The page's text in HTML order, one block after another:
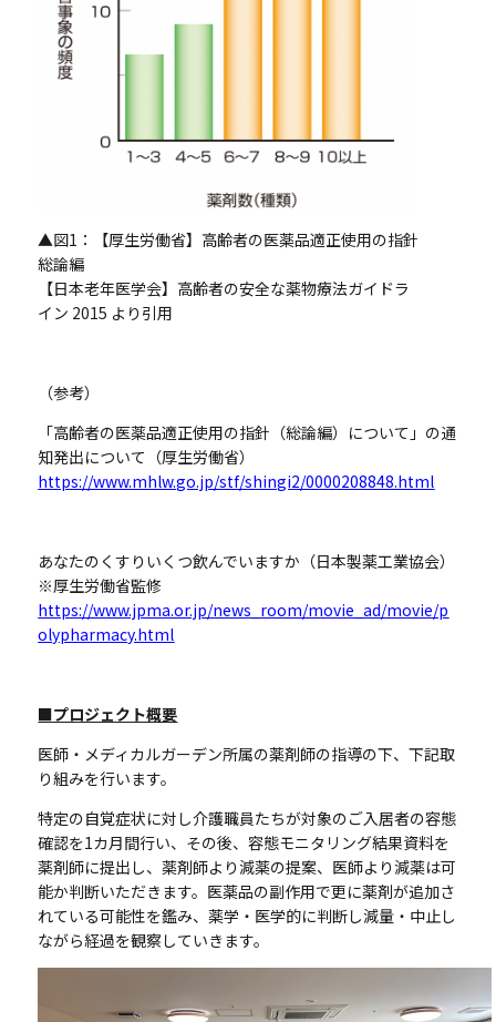
▲図1：【厚生労働省】高齢者の医薬品適正使用の指針
総論編
【日本老年医学会】高齢者の安全な薬物療法ガイドラ
イン 2015 より引用
（参考）
「高齢者の医薬品適正使用の指針（総論編）について」の通
知発出について（厚生労働省）
https://www.mhlw.go.jp/stf/shingi2/0000208848.html
あなたのくすりいくつ飲んでいますか（日本製薬工業協会）
※厚生労働省監修
https://www.jpma.or.jp/news_room/movie_ad/movie/p
olypharmacy.html
■プロジェクト概要
医師・メディカルガーデン所属の薬剤師の指導の下、下記取
り組みを行います。
特定の自覚症状に対し介護職員たちが対象のご入居者の容態
確認を1カ月間行い、その後、容態モニタリング結果資料を
薬剤師に提出し、薬剤師より減薬の提案、医師より減薬は可
能か判断いただきます。医薬品の副作用で更に薬剤が追加さ
れている可能性を鑑み、薬学・医学的に判断し減量・中止し
ながら経過を観察していきます。